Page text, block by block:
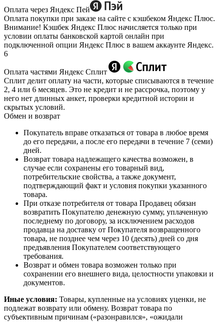
Оплата через Яндекс Пей
Оплата покупки при заказе на сайте с кэшбеком Яндекс Плюс.
Внимание! Кэшбек Яндекс Плюс начисляется только при
условии оплаты банковской картой онлайн при
подключенной опции Яндекс Плюс в вашем аккаунте Яндекс.
6
Оплата частями Яндекс Сплит
Сплит делит оплату на части, которые списываются в течение
2, 4 или 6 месяцев. Это не кредит и не рассрочка, поэтому у
него нет длинных анкет, проверки кредитной истории и
скрытых условий.
Обмен и возврат
Покупатель вправе отказаться от товара в любое время
до его передачи, а после его передачи в течение 7 (семи)
дней.
Возврат товара надлежащего качества возможен, в
случае если сохранены его товарный вид,
потребительские свойства, а также документ,
подтверждающий факт и условия покупки указанного
товара.
При отказе потребителя от товара Продавец обязан
возвратить Покупателю денежную сумму, уплаченную
последнему по договору, за исключением расходов
продавца на доставку от Покупателя возвращенного
товара, не позднее чем через 10 (десять) дней со дня
предъявления Покупателем соответствующего
требования.
Возврат и обмен товара возможен только при
сохранении его внешнего вида, целостности упаковки и
документов.
Иные условия: Товары, купленные на условиях уценки, не
подлежат возврату или обмену. Возврат товара по
субъективным причинам («разонравился», «ожидали